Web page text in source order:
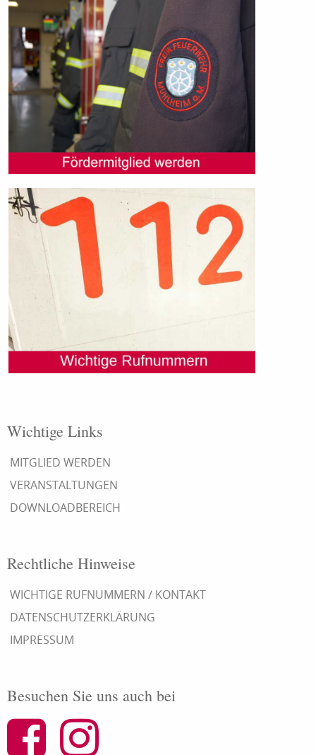
Wichtige Links
MITGLIED WERDEN
VERANSTALTUNGEN
DOWNLOADBEREICH
Rechtliche Hinweise
WICHTIGE RUFNUMMERN / KONTAKT
DATENSCHUTZERKLÄRUNG
IMPRESSUM
Besuchen Sie uns auch bei